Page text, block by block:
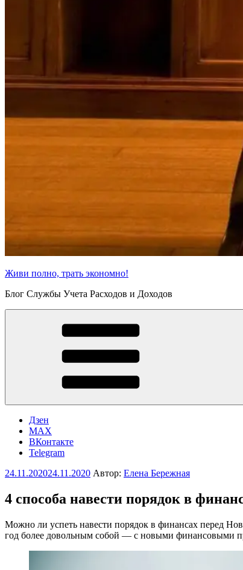
Живи полно, трать экономно!
Блог Службы Учета Расходов и Доходов
Дзен
MAX
ВКонтакте
Telegram
Опубликовано
24.11.202024.11.2020 Автор: Елена Бережная
4 способа навести порядок в
Можно ли успеть навести порядок в финансах перед
год более довольным собой — с новыми финансовыми